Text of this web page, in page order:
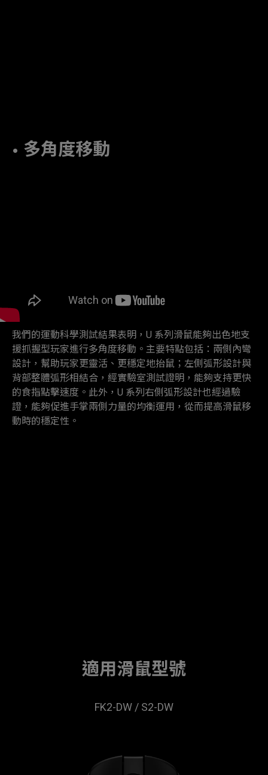
• 多角度移動
我們的運動科學測試結果表明，U 系列滑鼠能夠出色地支
援抓握型玩家進行多角度移動。主要特點包括：兩側內彎
設計，幫助玩家更靈活、更穩定地抬鼠；左側弧形設計與
背部整體弧形相結合，經實驗室測試證明，能夠支持更快
的食指點擊速度。此外，U 系列右側弧形設計也經過驗
證，能夠促進手掌兩側力量的均衡運用，從而提高滑鼠移
動時的穩定性。
適用滑鼠型號
FK2-DW / S2-DW